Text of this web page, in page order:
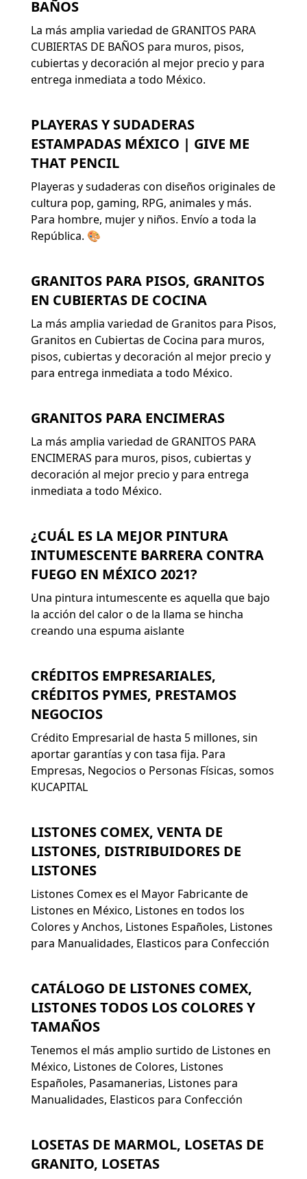
BAÑOS
La más amplia variedad de GRANITOS PARA
CUBIERTAS DE BAÑOS para muros, pisos,
cubiertas y decoración al mejor precio y para
entrega inmediata a todo México.
PLAYERAS Y SUDADERAS
ESTAMPADAS MÉXICO | GIVE ME
THAT PENCIL
Playeras y sudaderas con diseños originales de
cultura pop, gaming, RPG, animales y más.
Para hombre, mujer y niños. Envío a toda la
República. 🎨
GRANITOS PARA PISOS, GRANITOS
EN CUBIERTAS DE COCINA
La más amplia variedad de Granitos para Pisos,
Granitos en Cubiertas de Cocina para muros,
pisos, cubiertas y decoración al mejor precio y
para entrega inmediata a todo México.
GRANITOS PARA ENCIMERAS
La más amplia variedad de GRANITOS PARA
ENCIMERAS para muros, pisos, cubiertas y
decoración al mejor precio y para entrega
inmediata a todo México.
¿CUÁL ES LA MEJOR PINTURA
INTUMESCENTE BARRERA CONTRA
FUEGO EN MÉXICO 2021?
Una pintura intumescente es aquella que bajo
la acción del calor o de la llama se hincha
creando una espuma aislante
CRÉDITOS EMPRESARIALES,
CRÉDITOS PYMES, PRESTAMOS
NEGOCIOS
Crédito Empresarial de hasta 5 millones, sin
aportar garantías y con tasa fija. Para
Empresas, Negocios o Personas Físicas, somos
KUCAPITAL
LISTONES COMEX, VENTA DE
LISTONES, DISTRIBUIDORES DE
LISTONES
Listones Comex es el Mayor Fabricante de
Listones en México, Listones en todos los
Colores y Anchos, Listones Españoles, Listones
para Manualidades, Elasticos para Confección
CATÁLOGO DE LISTONES COMEX,
LISTONES TODOS LOS COLORES Y
TAMAÑOS
Tenemos el más amplio surtido de Listones en
México, Listones de Colores, Listones
Españoles, Pasamanerias, Listones para
Manualidades, Elasticos para Confección
LOSETAS DE MARMOL, LOSETAS DE
GRANITO, LOSETAS